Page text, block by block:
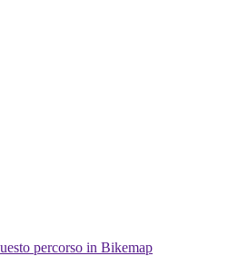
percorso in Bikemap